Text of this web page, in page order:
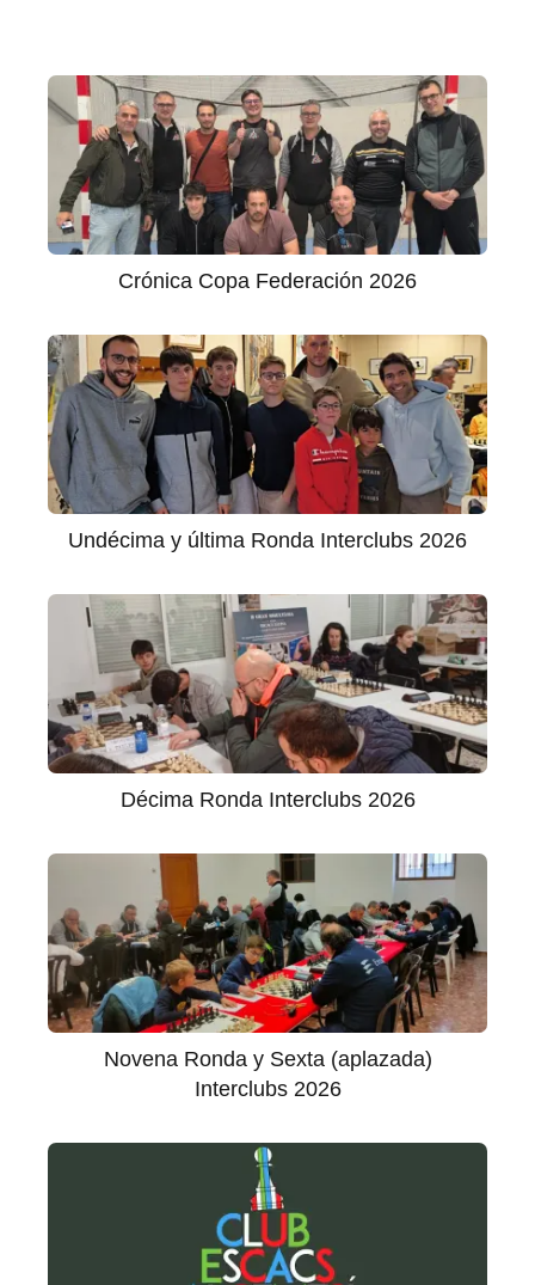
Crónica Copa Federación 2026
Undécima y última Ronda Interclubs 2026
Décima Ronda Interclubs 2026
Novena Ronda y Sexta (aplazada)
Interclubs 2026